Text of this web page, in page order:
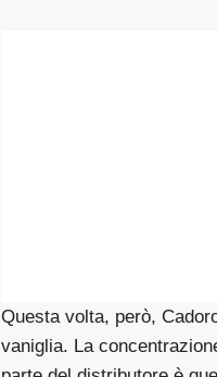
Questa volta, però,
vaniglia. La